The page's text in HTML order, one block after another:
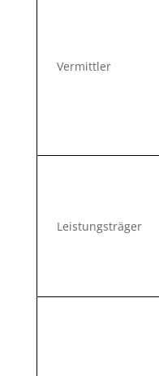
Vermittler
Leistungsträger